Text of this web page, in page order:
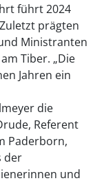
führt 2024
prägten
Ministranten
Tiber. „Die
Jahren ein
die
Referent
Paderborn,
der
und